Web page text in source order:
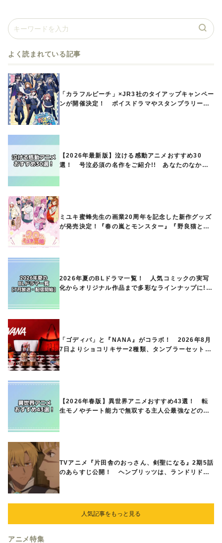
よく読まれている記事
「カラフルピーチ」×JR3社のタイアップキャンペー
ンが開催決定！ ボイスドラマやスタンプラリー、
【2026年最新版】泣ける感動アニメおすすめ30
選！ 号泣必須の名作をご紹介!! あなたのなかの
ミユキ蜜蜂先生の画業20周年を記念した新作グッズ
が発売決定！『春の嵐とモンスター』『野良猫と
2026年夏のBLドラマ一覧！ 人気コミックの実写
化からオリジナル作品まで多彩なラインナップに!!
「ゴディバ」と『NANA』がコラボ！ 2026年8月
7日よりショコリキサー2種類、タンブラーセットな
【2026年春版】異世界アニメおすすめ43選！ 転
生モノやチート能力で無双する主人公最強などの人
TVアニメ『片田舎のおっさん、剣聖になる』2期5話
のあらすじ公開！ ヘンブリッツは、ランドリドに
人気記事をもっと見る
アニメ特集